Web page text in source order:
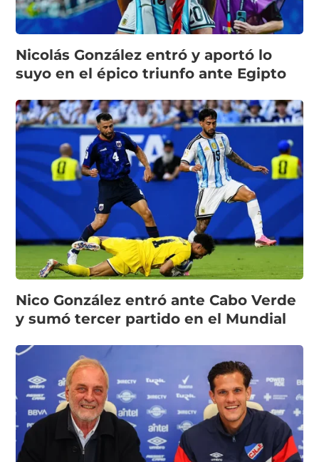
Nicolás González entró y aportó lo
suyo en el épico triunfo ante Egipto
Nico González entró ante Cabo Verde
y sumó tercer partido en el Mundial